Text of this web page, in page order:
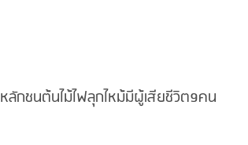
หลักชนต้นไม้ไฟลุกไหม้มีผู้เสียชีวิต9คน